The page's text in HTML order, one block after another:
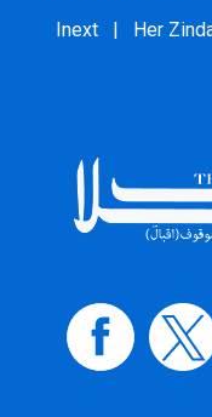
Inext | Her